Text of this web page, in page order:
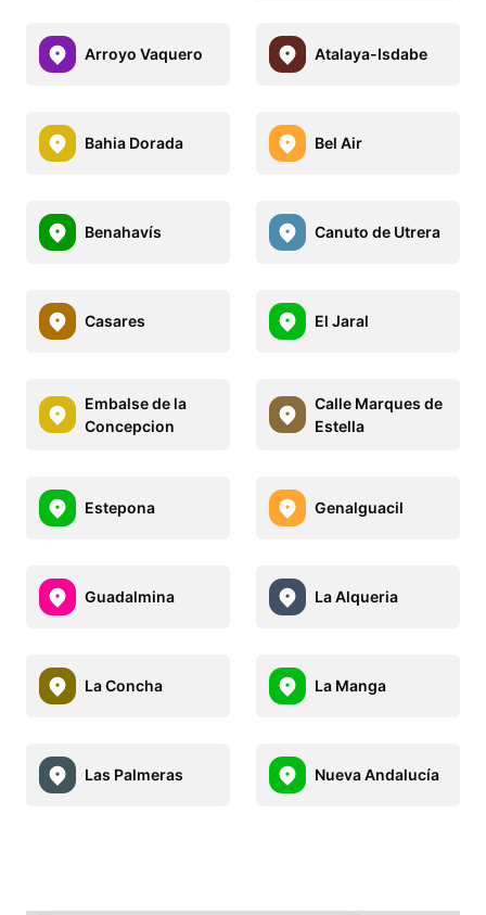
Arroyo Vaquero Atalaya-Isdabe
Bahia Dorada Bel Air
Benahavís Canuto de Utrera
Casares El Jaral
Embalse de la
Concepcion
Calle Marques de
Estella
Estepona Genalguacil
Guadalmina La Alqueria
La Concha La Manga
Las Palmeras Nueva Andalucía